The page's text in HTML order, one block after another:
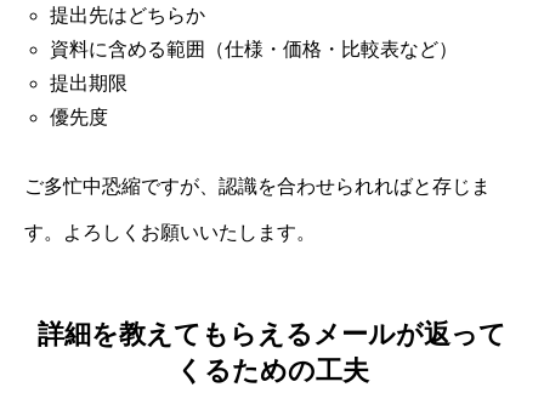
提出先はどちらか
資料に含める範囲（仕様・価格・比較表など）
提出期限
優先度
ご多忙中恐縮ですが、認識を合わせられればと存じま
す。よろしくお願いいたします。
詳細を教えてもらえるメールが返って
くるための工夫